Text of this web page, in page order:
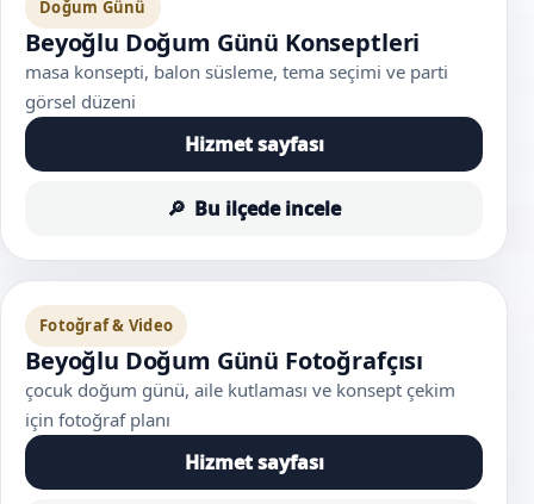
Doğum Günü
Beyoğlu Doğum Günü Konseptleri
masa konsepti, balon süsleme, tema seçimi ve parti
görsel düzeni
Hizmet sayfası
Bu ilçede incele
Fotoğraf & Video
Beyoğlu Doğum Günü Fotoğrafçısı
çocuk doğum günü, aile kutlaması ve konsept çekim
için fotoğraf planı
Hizmet sayfası